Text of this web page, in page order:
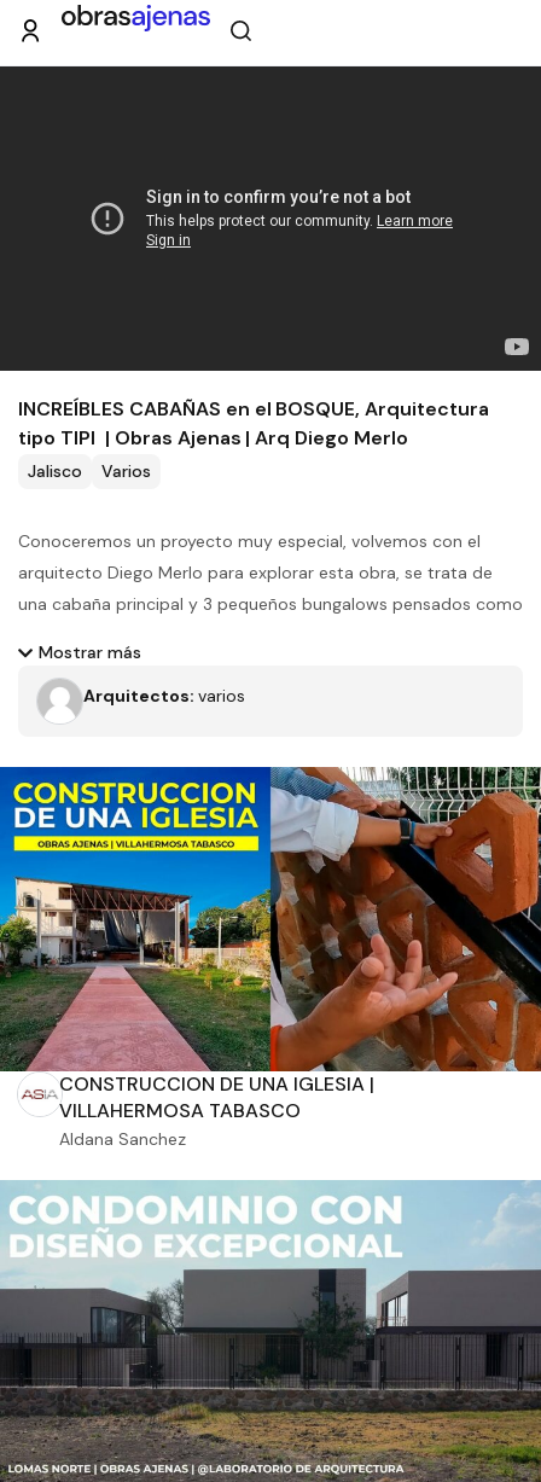
INCREÍBLES CABAÑAS en el BOSQUE, Arquitectura
tipo TIPI | Obras Ajenas | Arq Diego Merlo
Jalisco Varios
Conoceremos un proyecto muy especial, volvemos con el
arquitecto Diego Merlo para explorar esta obra, se trata de
una cabaña principal y 3 pequeños bungalows pensados como
Mostrar más
Arquitectos: varios
CONSTRUCCION DE UNA IGLESIA |
VILLAHERMOSA TABASCO
Aldana Sanchez
Filtros
Tipo de obra Estado
Recamaras Baños
Dimensiones
m2 de construcción